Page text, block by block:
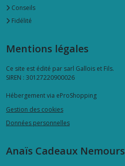
Conseils
Fidélité
Mentions légales
Ce site est édité par sarl Gallois et Fils.
SIREN : 30127220900026
Hébergement via eProShopping
Gestion des cookies
Données personnelles
Anaïs Cadeaux Nemours